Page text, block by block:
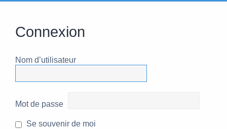
Connexion
Nom d’utilisateur
Mot de passe
Se souvenir de moi